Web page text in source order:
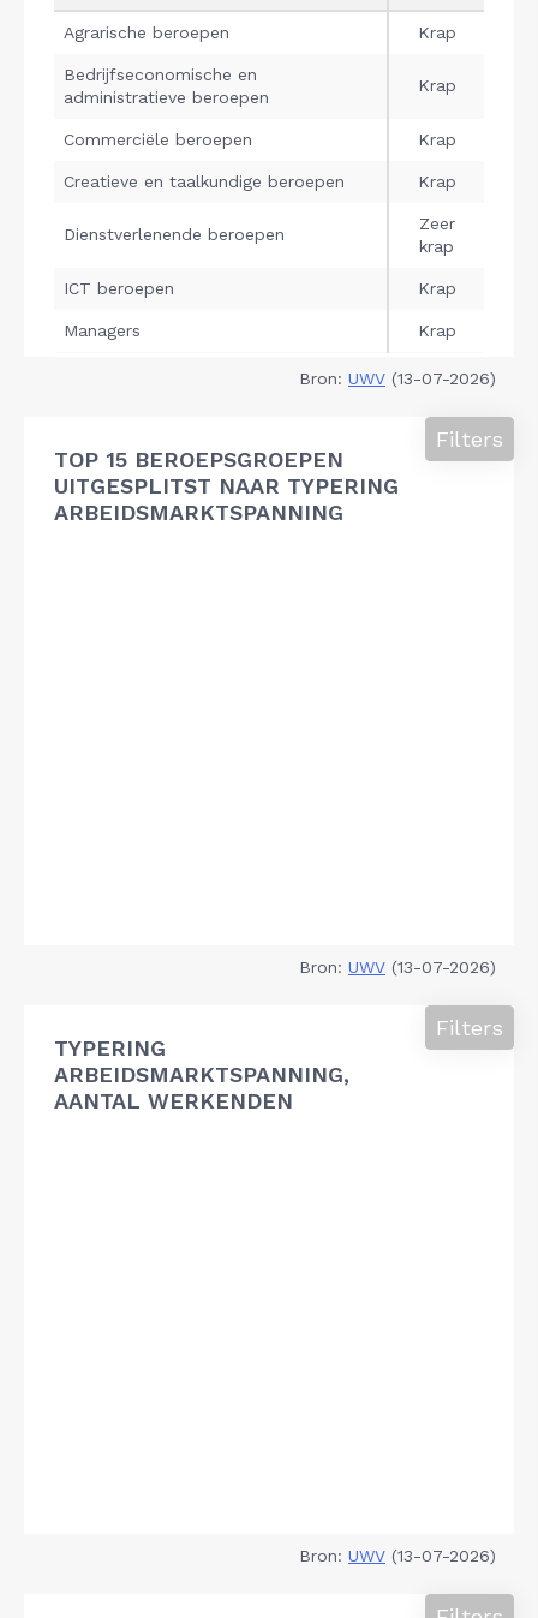
Bron: UWV (13-07-2026)
TOP 15 BEROEPSGROEPEN
UITGESPLITST NAAR TYPERING
ARBEIDSMARKTSPANNING
Filters
Bron: UWV (13-07-2026)
TYPERING
ARBEIDSMARKTSPANNING,
AANTAL WERKENDEN
Filters
Bron: UWV (13-07-2026)